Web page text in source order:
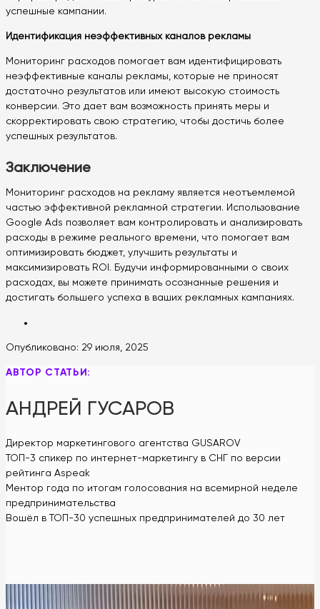
успешные кампании.
Идентификация неэффективных каналов рекламы
Мониторинг расходов помогает вам идентифицировать
неэффективные каналы рекламы, которые не приносят
достаточно результатов или имеют высокую стоимость
конверсии. Это дает вам возможность принять меры и
скорректировать свою стратегию, чтобы достичь более
успешных результатов.
Заключение
Мониторинг расходов на рекламу является неотъемлемой
частью эффективной рекламной стратегии. Использование
Google Ads позволяет вам контролировать и анализировать
расходы в режиме реального времени, что помогает вам
оптимизировать бюджет, улучшить результаты и
максимизировать ROI. Будучи информированными о своих
расходах, вы можете принимать осознанные решения и
достигать большего успеха в ваших рекламных кампаниях.
Опубликовано: 29 июля, 2025
АВТОР СТАТЬИ:
АНДРЕЙ ГУСАРОВ
Директор маркетингового агентства GUSAROV
ТОП-3 спикер по интернет-маркетингу в СНГ по версии
рейтинга Aspeak
Ментор года по итогам голосования на всемирной неделе
предпринимательства
Вошёл в ТОП-30 успешных предпринимателей до 30 лет